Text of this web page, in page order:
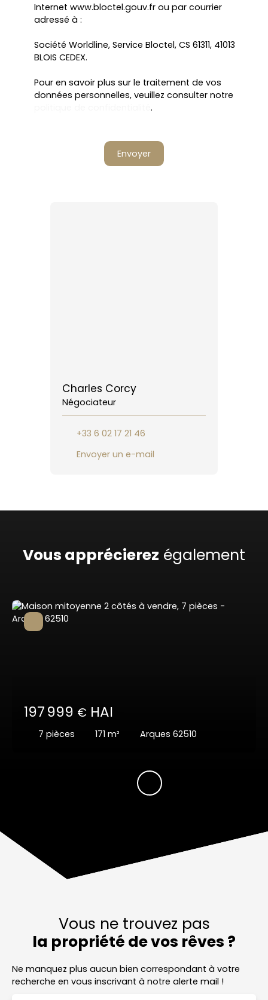
Internet www.bloctel.gouv.fr ou par courrier
adressé à :
Société Worldline, Service Bloctel, CS 61311, 41013
BLOIS CEDEX.
Pour en savoir plus sur le traitement de vos
données personnelles, veuillez consulter notre
.
Envoyer
Charles Corcy
Négociateur
+33 6 02 17 21 46
Envoyer un e-mail
Vous apprécierez également
197 999 € HAI
7 pièces 171 m² Arques 62510
Vous ne trouvez pas
la propriété de vos rêves ?
Ne manquez plus aucun bien correspondant à votre
recherche en vous inscrivant à notre alerte mail !